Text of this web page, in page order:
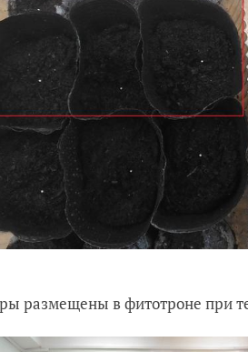
размещены в фитотроне при